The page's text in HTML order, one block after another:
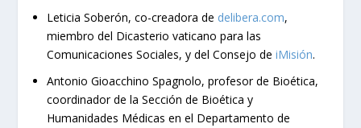
Leticia Soberón, co-creadora de delibera.com,
miembro del Dicasterio vaticano para las
Comunicaciones Sociales, y del Consejo deiMisión.
Antonio Gioacchino Spagnolo, profesor de Bioética,
coordinador de la Sección de Bioética y
Humanidades Médicas en el Departamento de